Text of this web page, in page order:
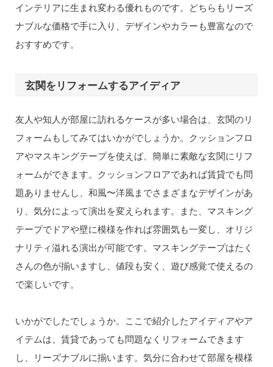
インテリアに生まれ変わる優れものです。どちらもリーズ
ナブルな価格で手に入り、デザインやカラーも豊富なので
おすすめです。
玄関をリフォームするアイディア
友人や知人が部屋に訪れるケースが多い場合は、玄関のリ
フォームもしてみてはいかがでしょうか。クッションフロ
アやマスキングテープを使えば、簡単に素敵な玄関にリフ
ォームができます。クッションフロアであれば賃貸でも問
題ありませんし、和風〜洋風までさまざまなデザインがあ
り、気分によって演出を変えられます。また、マスキング
テープでドアや壁に模様を作れば雰囲気も一変し、オリジ
ナリティ溢れる演出が可能です。マスキングテープはたく
さんの色が揃いますし、値段も安く、遊び感覚で使えるの
で楽しいです。
いかがでしたでしょうか。ここで紹介したアイディアやア
イテムは、賃貸であっても問題なくリフォームできます
し、リーズナブルに揃います。気分に合わせて部屋を模様